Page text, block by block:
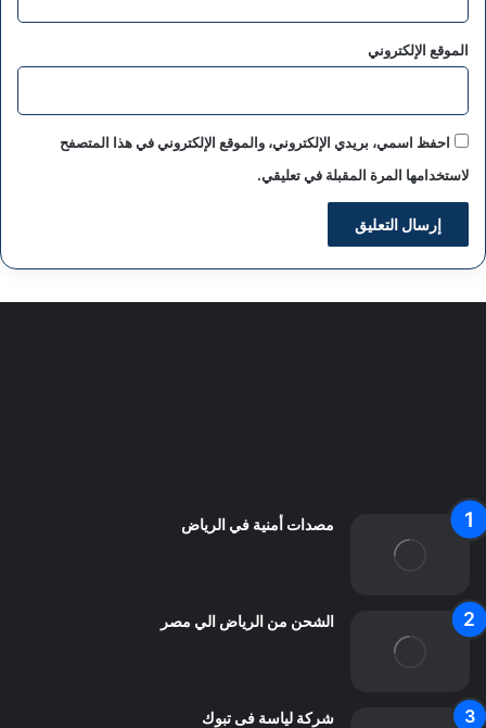
الموقع الإلكتروني
احفظ اسمي، بريدي الإلكتروني، والموقع الإلكتروني في هذا المتصفح
لاستخدامها المرة المقبلة في تعليقي.
مصدات أمنية في الرياض
الشحن من الرياض الي مصر
شركة لياسة فى تبوك